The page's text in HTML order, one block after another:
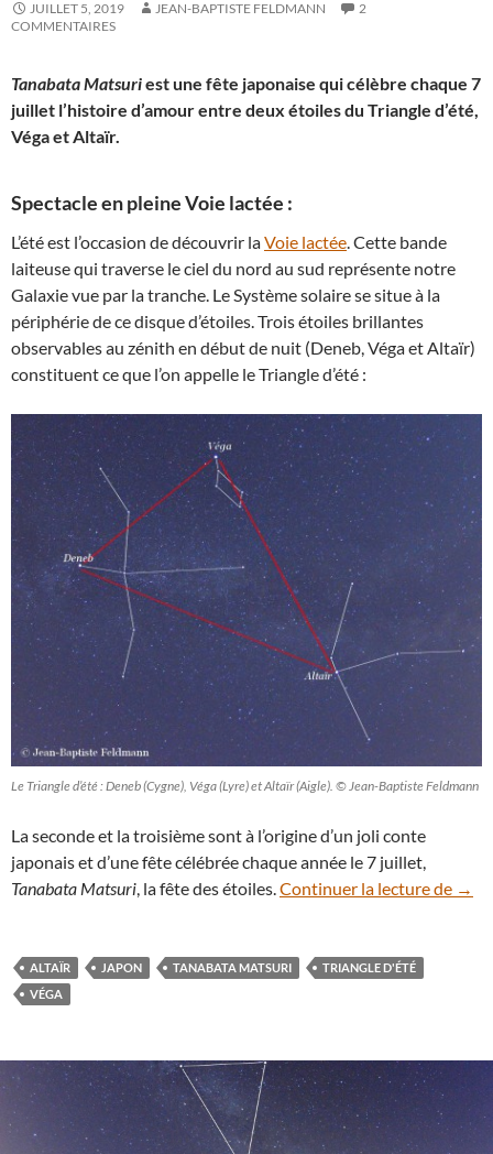
JUILLET 5, 2019 JEAN-BAPTISTE FELDMANN
2
COMMENTAIRES
Tanabata Matsuriest une fête japonaise qui célèbre chaque 7
juillet l’histoire d’amour entre deux étoiles du Triangle d’été,
Véga et Altaïr.
Spectacle en pleine Voie lactée :
L’été est l’occasion de découvrir laVoie lactée . Cette bande
laiteuse qui traverse le ciel du nord au sud représente notre
Galaxie vue par la tranche. Le Système solaire se situe à la
périphérie de ce disque d’étoiles. Trois étoiles brillantes
observables au zénith en début de nuit (Deneb, Véga et Altaïr)
constituent ce que l’on appelle le Triangle d’été :
Le Triangle d’été : Deneb (Cygne), Véga (Lyre) et Altaïr (Aigle). © Jean-Baptiste Feldmann
La seconde et la troisième sont à l’origine d’un joli conte
japonais et d’une fête célébrée chaque année le 7 juillet,
Tanabata Matsuri, la fête des étoiles.Continuer la lecture de →
ALTAÏR JAPON TANABATA MATSURI
TRIANGLE D'ÉTÉ
VÉGA